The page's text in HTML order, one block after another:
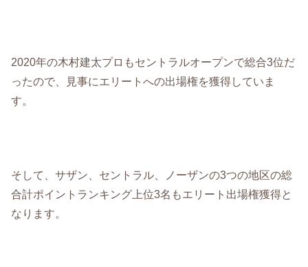
2020年の木村建太プロもセントラルオープンで総合3位だ
ったので、見事にエリートへの出場権を獲得していま
す。
そして、サザン、セントラル、ノーザンの3つの地区の総
合計ポイントランキング上位3名もエリート出場権獲得と
なります。